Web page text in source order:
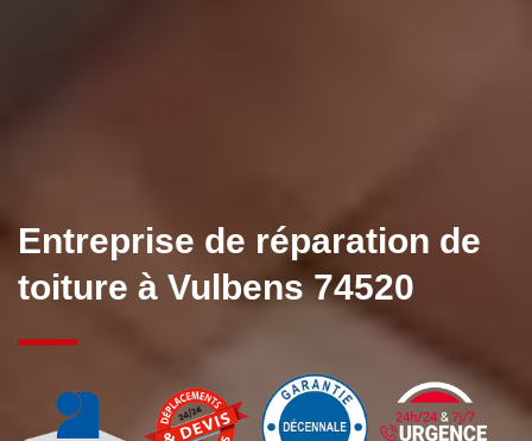
Entreprise de réparation de
toiture à Vulbens 74520